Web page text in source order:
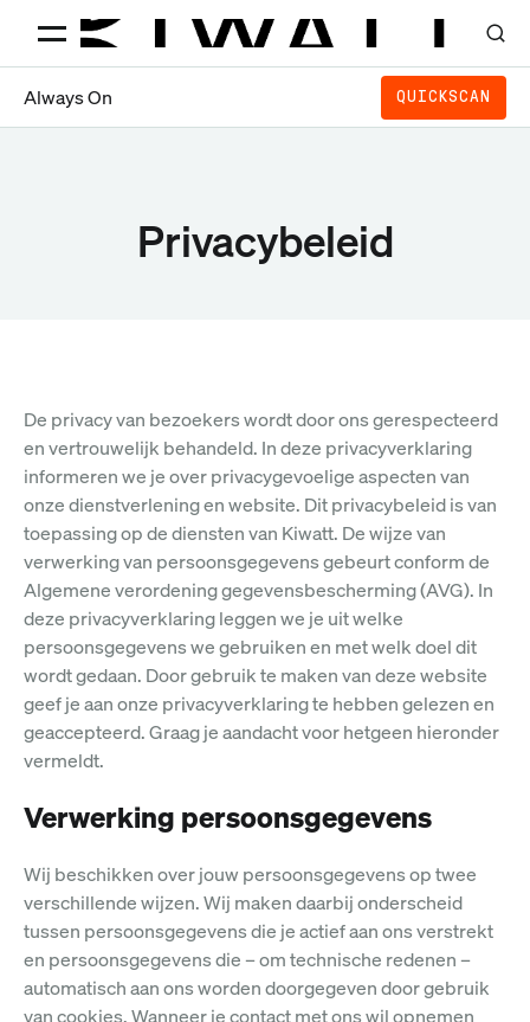
Always On QUICKSCAN
Privacybeleid
De privacy van bezoekers wordt door ons gerespecteerd
en vertrouwelijk behandeld. In deze privacyverklaring
informeren we je over privacygevoelige aspecten van
onze dienstverlening en website. Dit privacybeleid is van
toepassing op de diensten van Kiwatt. De wijze van
verwerking van persoonsgegevens gebeurt conform de
Algemene verordening gegevensbescherming (AVG). In
deze privacyverklaring leggen we je uit welke
persoonsgegevens we gebruiken en met welk doel dit
wordt gedaan. Door gebruik te maken van deze website
geef je aan onze privacyverklaring te hebben gelezen en
geaccepteerd. Graag je aandacht voor hetgeen hieronder
vermeldt.
Verwerking persoonsgegevens
Wij beschikken over jouw persoonsgegevens op twee
verschillende wijzen. Wij maken daarbij onderscheid
tussen persoonsgegevens die je actief aan ons verstrekt
en persoonsgegevens die – om technische redenen –
automatisch aan ons worden doorgegeven door gebruik
van cookies. Wanneer je contact met ons wil opnemen